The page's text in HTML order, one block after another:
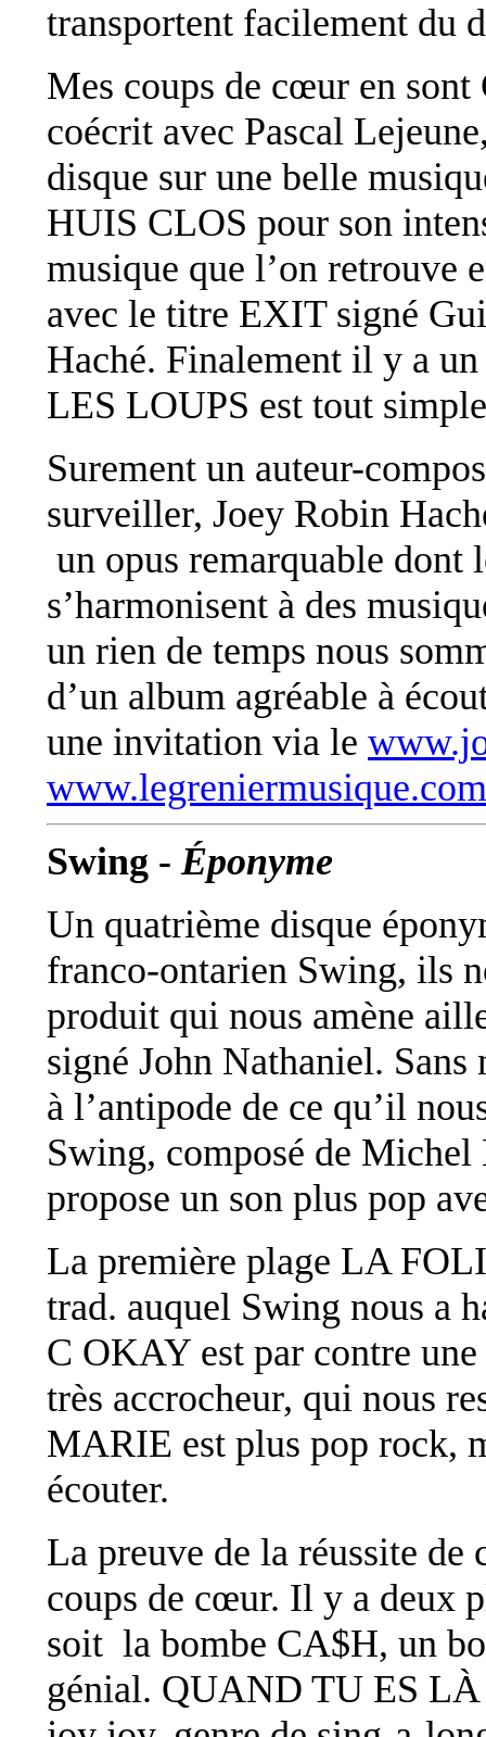
transportent facilement
Mes coups de cœur en
coécrit avec Pascal
disque sur une belle
HUIS CLOS pour son
musique que l’on retrouve
avec le titre EXIT signé
Haché. Finalement il y a
LES LOUPS est tout
Surement un auteur-
surveiller, Joey Robin
un opus remarquable dont
s’harmonisent à des
un rien de temps nous
d’un album agréable à
une invitation via le
www.legreniermusique.com
Swing -Éponyme
Un quatrième disque
franco-ontarien Swing, ils
produit qui nous amène
signé John Nathaniel. Sans
à l’antipode de ce qu’il
Swing, composé de
propose un son plus pop
La première plage LA
trad. auquel Swing nous a
C OKAY est par contre
très accrocheur, qui nous
MARIE est plus pop rock,
écouter.
La preuve de la réussite de
coups de cœur. Il y a deux
soit la bombe CA$H, un
génial. QUAND TU ES LÀ